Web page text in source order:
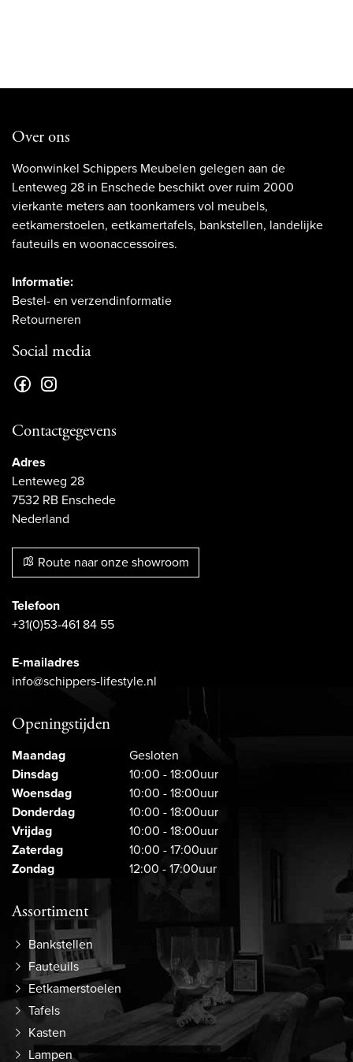
Over ons
Woonwinkel Schippers Meubelen gelegen aan de
Lenteweg 28 in Enschede beschikt over ruim 2000
vierkante meters aan toonkamers vol meubels,
eetkamerstoelen, eetkamertafels, bankstellen, landelijke
fauteuils en woonaccessoires.
Informatie:
Bestel- en verzendinformatie
Retourneren
Social media
Contactgegevens
Adres
Lenteweg 28
7532 RB Enschede
Nederland
Route naar onze showroom
Telefoon
+31(0)53-461 84 55
E-mailadres
info@schippers-lifestyle.nl
Openingstijden
Maandag
Gesloten
Dinsdag
10:00 - 18:00uur
Woensdag
10:00 - 18:00uur
Donderdag
10:00 - 18:00uur
Vrijdag
10:00 - 18:00uur
Zaterdag
10:00 - 17:00uur
Zondag
12:00 - 17:00uur
Assortiment
Bankstellen
Fauteuils
Eetkamerstoelen
Tafels
Kasten
Lampen